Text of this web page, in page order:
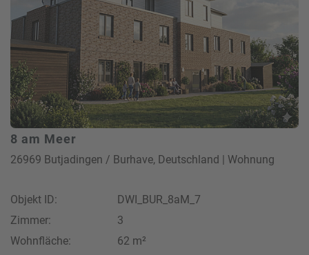
8 am Meer
26969 Butjadingen / Burhave, Deutschland | Wohnung
Objekt ID:
DWI_BUR_8aM_7
Zimmer:
3
Wohnfläche:
62 m²